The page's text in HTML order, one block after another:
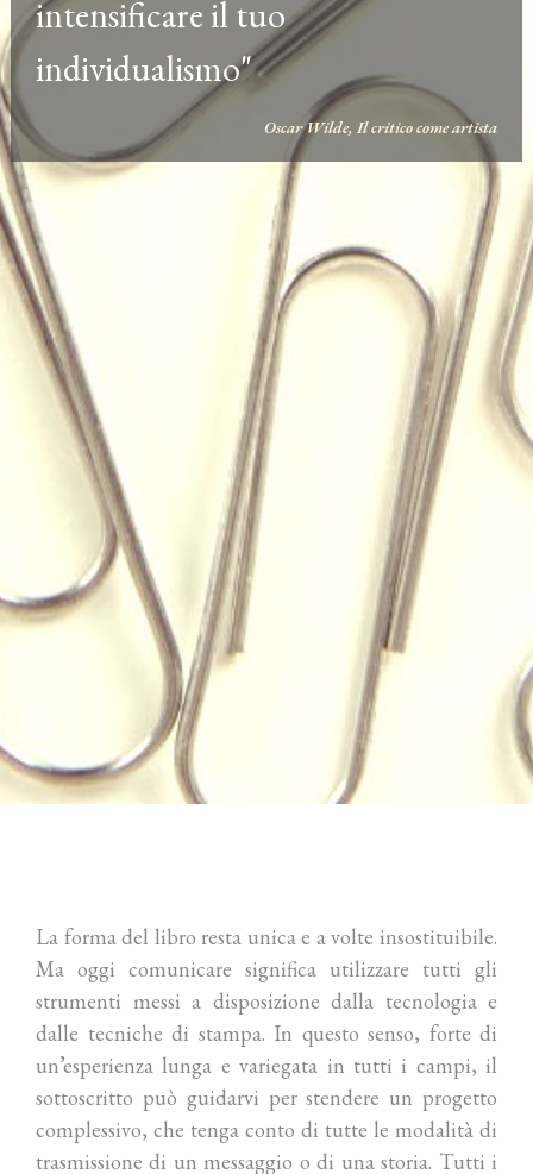
intensificare il tuo
individualismo"
Oscar Wilde, Il critico come artista
La forma del libro resta unica e a volte insostituibile.
Ma oggi comunicare significa utilizzare tutti gli
strumenti messi a disposizione dalla tecnologia e
dalle tecniche di stampa. In questo senso, forte di
un’esperienza lunga e variegata in tutti i campi, il
sottoscritto può guidarvi per stendere un progetto
complessivo, che tenga conto di tutte le modalità di
trasmissione di un messaggio o di una storia. Tutti i